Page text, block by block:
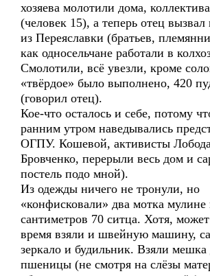
хозяева молотили дома,
(человек 15), а теперь отец
из Переяславки (братьев,
как односельчане работали в
Смолотили, всё увезли, кроме
«твёрдое» было выполнено, 420
(говорил отец).
Кое-что осталось и себе, потому
ранним утром наведывались
ОГПУ. Кошевой, активисты
Бровченко, перерыли весь дом и
постель подо мной).
Из одежды ничего не тронули, но
«конфисковали» два мотка мулине
сантиметров 70 ситца. Хотя,
время взяли и швейную машину,
зеркало и будильник. Взяли мешка
пшеницы (не смотря на слёзы